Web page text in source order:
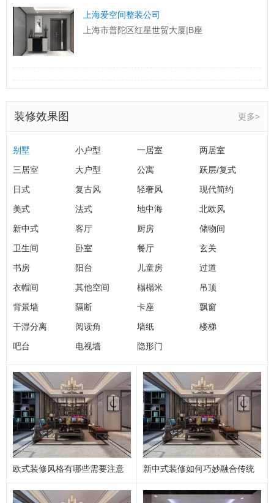
地板选购与铺贴攻略，瓷砖木地板怎么选不踩坑
墙面装修工艺详解，告别开裂、掉皮、发霉问题
门窗装修改造技巧，隔音隔热又密封
墙面装修施工注意事项，平整耐用不开裂
厨房装修细节攻略，做饭动线顺畅不鸡肋
阳台改造装修攻略，告别鸡肋空间超实用
无主灯设计装修攻略，全屋灯光高级不刺眼
毛坯房装修全流程时序攻略，新手零出错
墙面装修全攻略，乳胶漆配色防潮不开裂
全屋定制柜体避坑，环保耐用不踩雷
装修预算分配指南，合理花钱杜绝增项超支
卫生间装修避坑细节，干湿分离不返味
厨房装修细节规范，实用省心告别油烟积水
吊顶装修避坑：告别压抑鸡肋，简约实用才耐看
地面选材对比：木地板VS瓷砖，按需选择不纠结
门窗改造全攻略：隔音、密封、隔热不踩坑
防水施工标准流程：杜绝厨卫漏水后遗症
新房验收核心要点，家装完工验收避坑常识
户型优化装修设计，不同户型避坑改造技巧
上海爱空间整装公司
上海市普陀区红星世贸大厦|B座
装修效果图 更多>
别墅 小户型 一居室
两居室
三居室
大户型 公寓
跃层/复式
日式
复古风 轻奢风
现代简约
美式
法式 地中海
北欧风
新中式
客厅 厨房
储物间
卫生间
卧室 餐厅
玄关
书房
阳台 儿童房
过道
衣帽间
其他空间 榻榻米
吊顶
背景墙
隔断 卡座
飘窗
干湿分离
阅读角 墙纸
楼梯
吧台
电视墙 隐形门
欧式装修风格有哪些需要注意
新中式装修如何巧妙融合传统